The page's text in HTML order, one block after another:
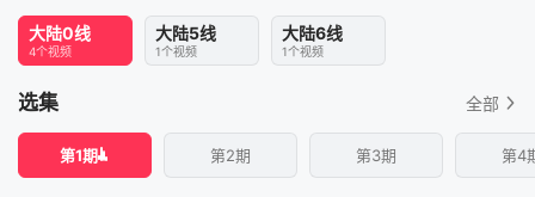
大陆0线
4个视频
大陆5线
1个视频
大陆6线
1个视频
选集 全部
第1期 第2期 第3期 第4